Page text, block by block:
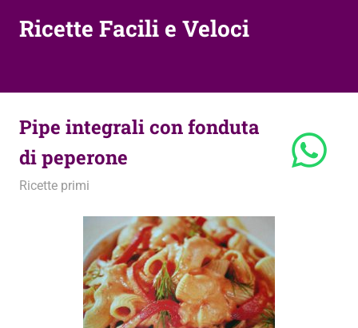
Ricette Facili e Veloci
Pipe integrali con fonduta
di peperone
6 Aprile 2011
admin
Ricette primi